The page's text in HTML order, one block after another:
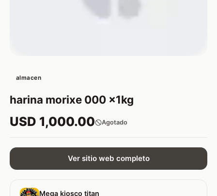
almacen
harina morixe 000 x1kg
USD 1,000.00 Agotado
Ver sitio web completo
Mega kiosco titan